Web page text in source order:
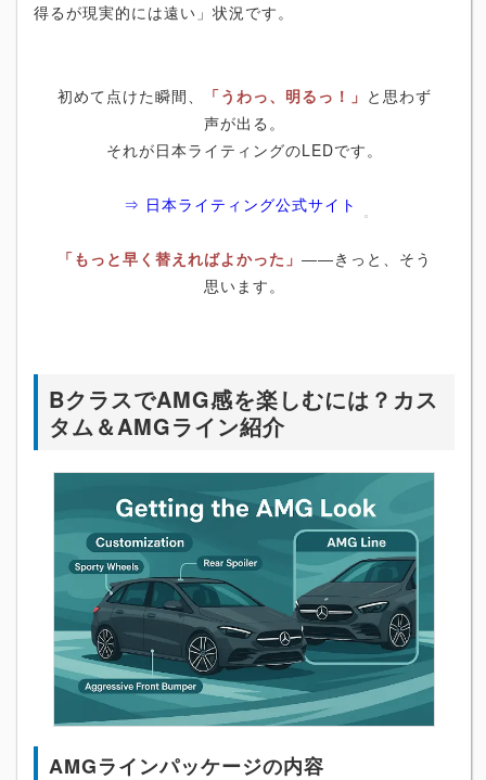
得るが現実的には遠い」状況です。
初めて点けた瞬間、 「うわっ、明るっ！」 と思わず
声が出る。
それが日本ライティングのLEDです。
⇒ 日本ライティング公式サイト
「もっと早く替えればよかった」 ――きっと、そう
思います。
BクラスでAMG感を楽しむには？カス
タム＆AMGライン紹介
AMGラインパッケージの内容